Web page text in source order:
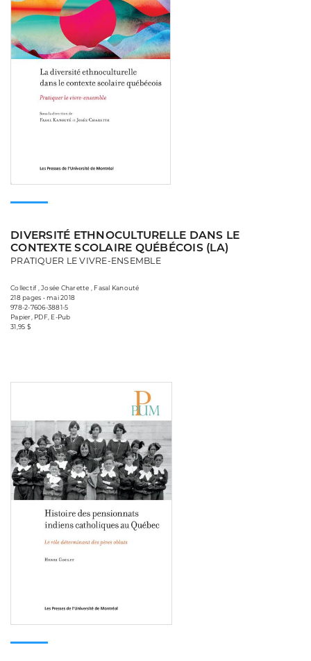
DIVERSITÉ ETHNOCULTURELLE DANS LE
CONTEXTE SCOLAIRE QUÉBÉCOIS (LA)
PRATIQUER LE VIVRE-ENSEMBLE
Collectif , Josée Charette , Fasal Kanouté
218 pages • mai 2018
978-2-7606-3881-5
Papier, PDF, E-Pub
31,95 $